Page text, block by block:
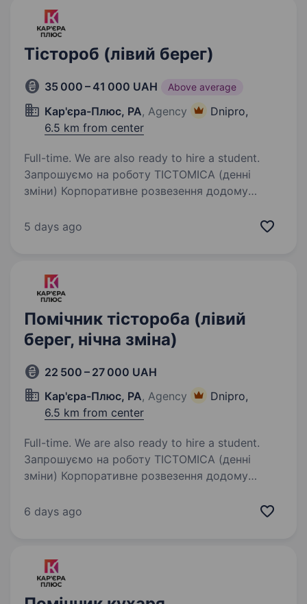
Тістороб (лівий берег)
35 000 – 41 000 UAH Above average
Кар'єра-Плюс, РА, Agency
Dnipro,
6.5 km from center
Full-time. We are also ready to hire a student.
Запрошуємо на роботу ТІСТОМІСА (денні
зміни) Корпоративне розвезення додому
Обов’язки: Робота з промисловим тістомісом
5 days ago
Помічник тістороба (лівий
берег, нічна зміна)
22 500 – 27 000 UAH
Кар'єра-Плюс, РА, Agency
Dnipro,
6.5 km from center
Full-time. We are also ready to hire a student.
Запрошуємо на роботу ТІСТОМІСА (денні
зміни) Корпоративне розвезення додому
Обов’язки: Робота з промисловим тістомісом
6 days ago